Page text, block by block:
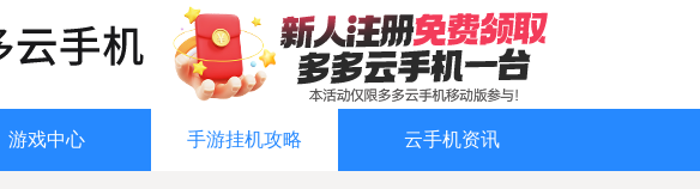
游戏中心 手游挂机攻略 云手机资讯